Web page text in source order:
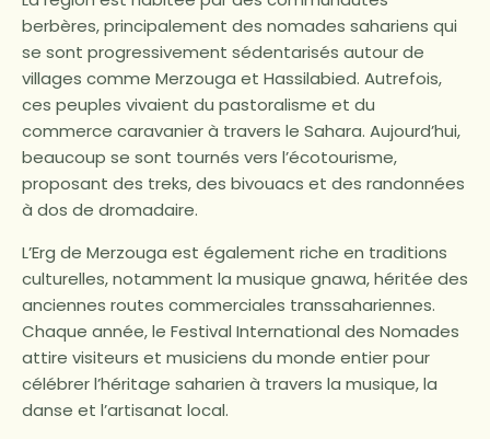
berbères, principalement des nomades sahariens qui
se sont progressivement sédentarisés autour de
villages comme Merzouga et Hassilabied. Autrefois,
ces peuples vivaient du pastoralisme et du
commerce caravanier à travers le Sahara. Aujourd’hui,
beaucoup se sont tournés vers l’écotourisme,
proposant des treks, des bivouacs et des randonnées
à dos de dromadaire.
L’Erg de Merzouga est également riche en traditions
culturelles, notamment la musique gnawa, héritée des
anciennes routes commerciales transsahariennes.
Chaque année, le Festival International des Nomades
attire visiteurs et musiciens du monde entier pour
célébrer l’héritage saharien à travers la musique, la
danse et l’artisanat local.